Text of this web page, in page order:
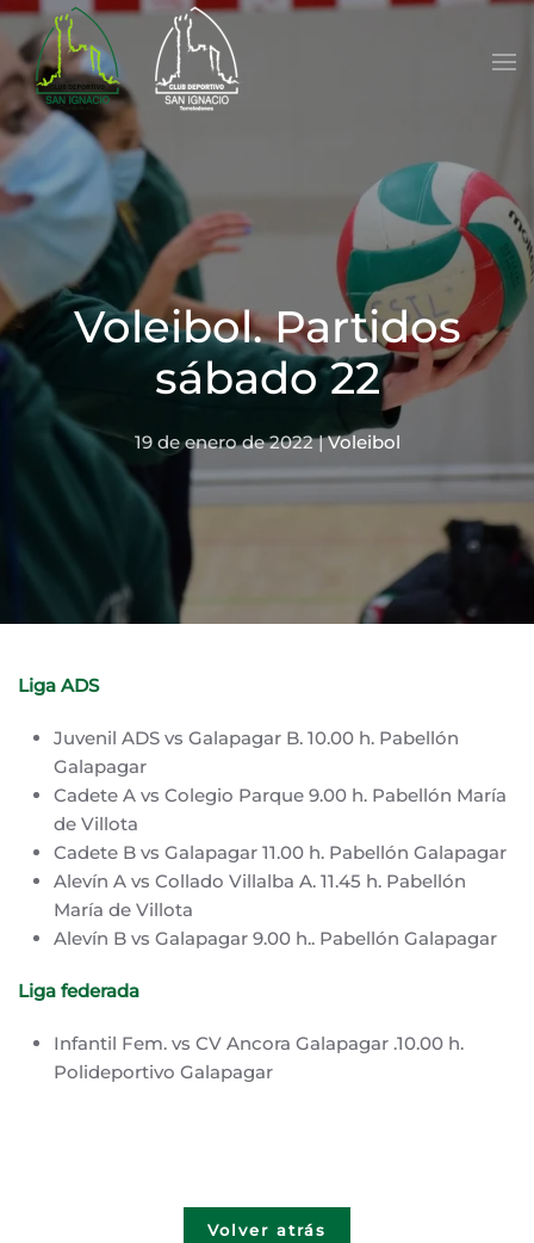
Skip to main content
Voleibol. Partidos
sábado 22
19 de enero de 2022|Voleibol
Liga ADS
Juvenil ADS vs Galapagar B. 10.00 h. Pabellón
Galapagar
Cadete A vs Colegio Parque 9.00 h. Pabellón María
de Villota
Cadete B vs Galapagar 11.00 h. Pabellón Galapagar
Alevín A vs Collado Villalba A. 11.45 h. Pabellón
María de Villota
Alevín B vs Galapagar 9.00 h.. Pabellón Galapagar
Liga federada
Infantil Fem. vs CV Ancora Galapagar .10.00 h.
Polideportivo Galapagar
Volver atrás